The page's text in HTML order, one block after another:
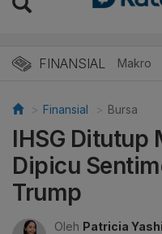
FINANSIAL Makro
Finansial Bursa
IHSG Ditutup
Dipicu
Trump
Oleh Patricia